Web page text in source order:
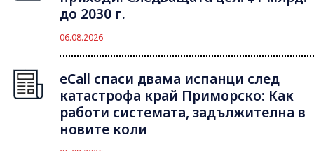
до 2030 г.
06.08.2026
eCall спаси двама испанци след
катастрофа край Приморско: Как
работи системата, задължителна в
новите коли